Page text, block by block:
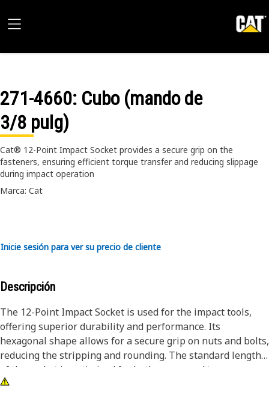
271-4660: Cubo (mando de
3/8 pulg)
Cat® 12-Point Impact Socket provides a secure grip on the
fasteners, ensuring efficient torque transfer and reducing slippage
during impact operation
Marca: Cat
Inicie sesión para ver su precio de cliente
Descripción
The 12-Point Impact Socket is used for the impact tools,
offering superior durability and performance. Its
hexagonal shape allows for a secure grip on nuts and bolts,
reducing the stripping and rounding. The standard length
of the socket is optimized for both access and torque
applications. The black oxide finish enhances resistance to